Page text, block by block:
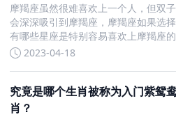
摩羯座虽然很难喜欢上一个人，但双
会深深吸引到摩羯座，摩羯座如果选
有哪些星座是特别容易喜欢上摩羯座
摩羯座和双子座在一起合适吗这两个
2023-04-18
究竟是哪个生肖被称为入门紫鸳
肖？